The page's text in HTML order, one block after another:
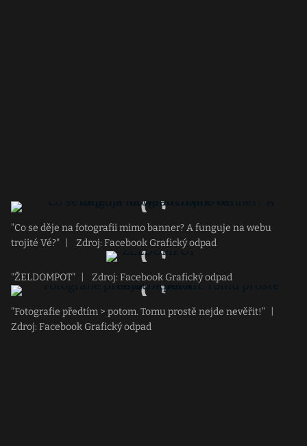
"Co se děje na fotografii mimo banner? A funguje na webu
trojité Vé?"
Zdroj: Facebook Grafický odpad
"ŽELDOMPOT" Zdroj: Facebook Grafický odpad
"Fotografie předtím > potom. Tomu prostě nejde nevěřit!"
Zdroj: Facebook Grafický odpad